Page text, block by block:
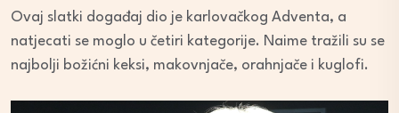
Ovaj slatki događaj dio je karlovačkog Adventa, a
natjecati se moglo u četiri kategorije. Naime tražili su se
najbolji božićni keksi, makovnjače, orahnjače i kuglofi.